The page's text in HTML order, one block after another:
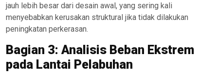
jauh lebih besar dari desain awal, yang sering kali
menyebabkan kerusakan struktural jika tidak dilakukan
peningkatan perkerasan.
Bagian 3: Analisis Beban Ekstrem
pada Lantai Pelabuhan